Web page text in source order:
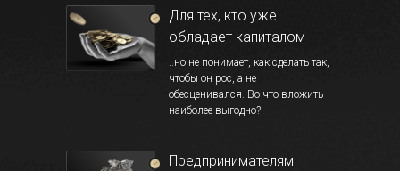
..но не понимает, как сделать так,
чтобы он рос, а не
обесценивался. Во что вложить
наиболее выгодно?
Для тех, кто уже
обладает капиталом
Предпринимателям